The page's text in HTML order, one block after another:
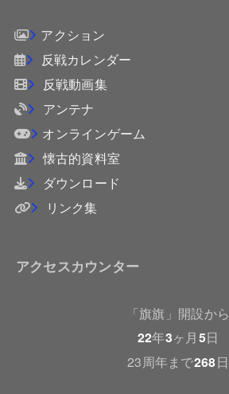
アクション
反戦カレンダー
反戦動画集
アンテナ
オンラインゲーム
懐古的資料室
ダウンロード
リンク集
アクセスカウンター
「旗旗」開設から
22年3ヶ月5日
23周年まで268日